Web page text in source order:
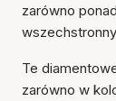
zarówno
Te
zarówno w